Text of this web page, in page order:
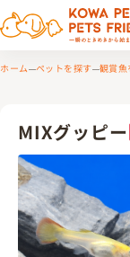
ホーム ペットを探す 観賞魚
MIXグッピー